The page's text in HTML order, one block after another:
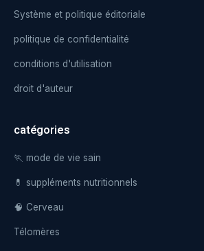
Système et politique éditoriale
politique de confidentialité
conditions d'utilisation
droit d'auteur
catégories
🏃 mode de vie sain
💊 suppléments nutritionnels
🧠 Cerveau
Télomères